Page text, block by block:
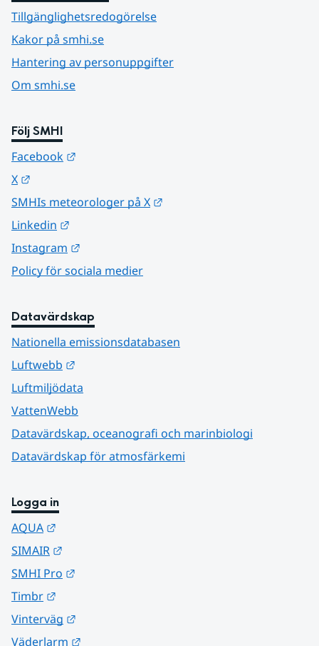
Tillgänglighetsredogörelse
Kakor på smhi.se
Hantering av personuppgifter
Om smhi.se
Följ SMHI
Facebook
X
SMHIs meteorologer på X
Linkedin
Instagram
Policy för sociala medier
Datavärdskap
Nationella emissionsdatabasen
Luftwebb
Luftmiljödata
VattenWebb
Datavärdskap, oceanografi och marinbiologi
Datavärdskap för atmosfärkemi
Logga in
AQUA
SIMAIR
SMHI Pro
Timbr
Vinterväg
Väderlarm